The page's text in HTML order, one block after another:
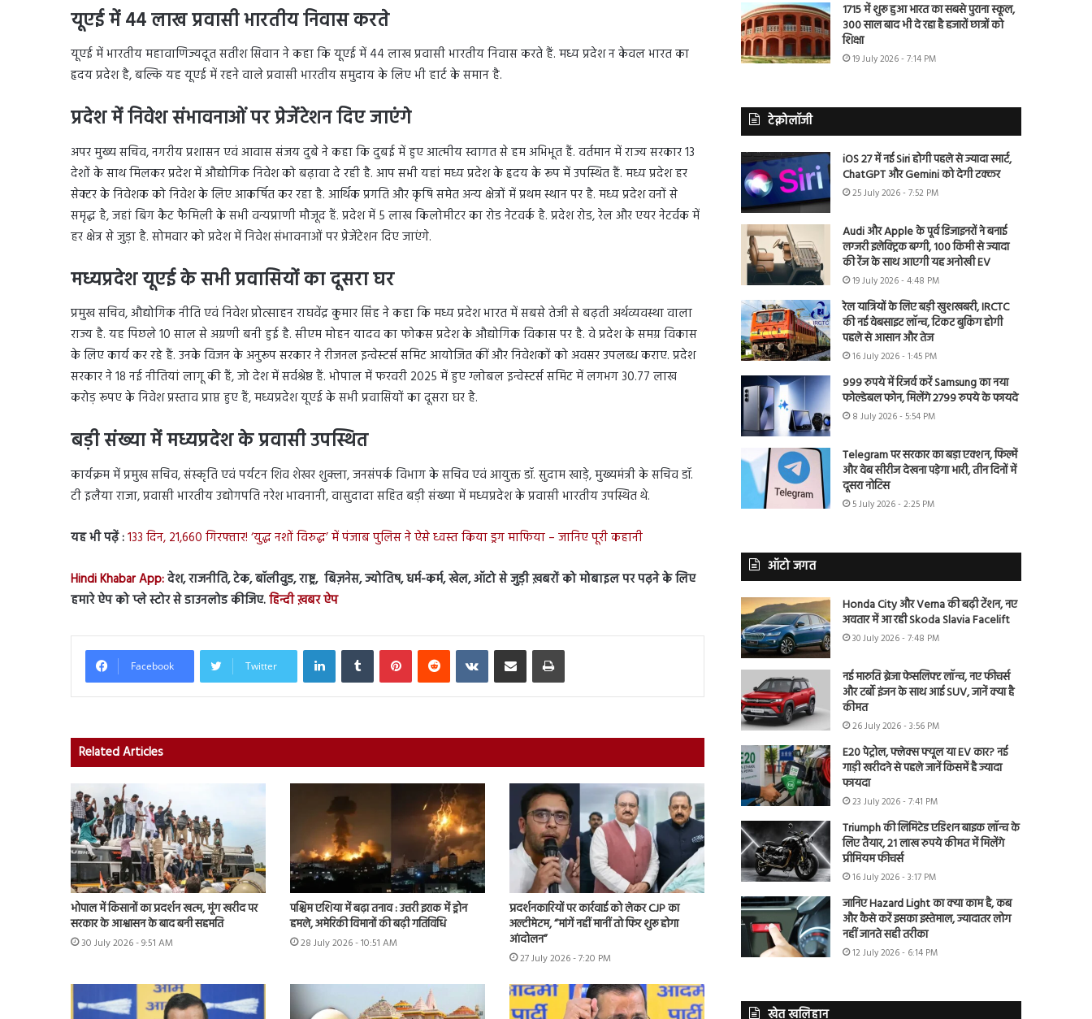
यूएई में 44 लाख प्रवासी भारतीय निवास करते
यूएई में भारतीय महावाणिज्यदूत सतीश सिवान ने कहा कि यूएई में 44 लाख प्रवासी भारतीय निवास करते हैं. मध्य प्रदेश न केवल भारत का
हृदय प्रदेश है, बल्कि यह यूएई में रहने वाले प्रवासी भारतीय समुदाय के लिए भी हार्ट के समान है.
प्रदेश में निवेश संभावनाओं पर प्रेजेंटेशन दिए जाएंगे
अपर मुख्य सचिव, नगरीय प्रशासन एवं आवास संजय दुबे ने कहा कि दुबई में हुए आत्मीय स्वागत से हम अभिभूत हैं. वर्तमान में राज्य सरकार 13
देशों के साथ मिलकर प्रदेश में औद्योगिक निवेश को बढ़ावा दे रही है. आप सभी यहां मध्य प्रदेश के हृदय के रूप में उपस्थित हैं. मध्य प्रदेश हर
सेक्टर के निवेशक को निवेश के लिए आकर्षित कर रहा है. आर्थिक प्रगति और कृषि समेत अन्य क्षेत्रों में प्रथम स्थान पर है. मध्य प्रदेश वनों से
समृद्ध है, जहां बिग कैट फैमिली के सभी वन्यप्राणी मौजूद हैं. प्रदेश में 5 लाख किलोमीटर का रोड नेटवर्क है. प्रदेश रोड, रेल और एयर नेटर्वक में
हर क्षेत्र से जुड़ा है. सोमवार को प्रदेश में निवेश संभावनाओं पर प्रेजेंटेशन दिए जाएंगे.
मध्यप्रदेश यूएई के सभी प्रवासियों का दूसरा घर
प्रमुख सचिव, औद्योगिक नीति एवं निवेश प्रोत्साहन राघवेंद्र कुमार सिंह ने कहा कि मध्य प्रदेश भारत में सबसे तेजी से बढ़ती अर्थव्यवस्था वाला
राज्य है. यह पिछले 10 साल से अग्रणी बनी हुई है. सीएम मोहन यादव का फोकस प्रदेश के औद्योगिक विकास पर है. वे प्रदेश के समग्र विकास
के लिए कार्य कर रहे हैं. उनके विजन के अनुरूप सरकार ने रीजनल इन्वेस्टर्स समिट आयोजित कीं और निवेशकों को अवसर उपलब्ध कराए. प्रदेश
सरकार ने 18 नई नीतियां लागू की हैं, जो देश में सर्वश्रेष्ठ हैं. भोपाल में फरवरी 2025 में हुए ग्लोबल इन्वेस्टर्स समिट में लगभग 30.77 लाख
करोड़ रूपए के निवेश प्रस्ताव प्राप्त हुए हैं, मध्यप्रदेश यूएई के सभी प्रवासियों का दूसरा घर है.
बड़ी संख्या में मध्यप्रदेश के प्रवासी उपस्थित
कार्यक्रम में प्रमुख सचिव, संस्कृति एवं पर्यटन शिव शेखर शुक्ला, जनसंपर्क विभाग के सचिव एवं आयुक्त डॉ. सुदाम खाड़े, मुख्यमंत्री के सचिव डॉ.
टी इलैया राजा, प्रवासी भारतीय उद्योगपति नरेश भावनानी, वासुदादा सहित बड़ी संख्या में मध्यप्रदेश के प्रवासी भारतीय उपस्थित थे.
यह भी पढ़ें :133 दिन, 21,660 गिरफ्तार! ‘युद्ध नशों विरुद्ध’ में पंजाब पुलिस ने ऐसे ध्वस्त किया ड्रग माफिया – जानिए पूरी कहानी
Hindi Khabar App:देश, राजनीति, टेक, बॉलीवुड, राष्ट्र, बिज़नेस, ज्योतिष, धर्म-कर्म, खेल, ऑटो से जुड़ी ख़बरों को मोबाइल पर पढ़ने के लिए
हमारे ऐप को प्ले स्टोर से डाउनलोड कीजिए.हिन्दी ख़बर ऐप
Facebook Twitter
LinkedInTumblr PinterestReddit VKontakteShare via Email Print
Related Articles
भोपाल में किसानों का प्रदर्शन खत्म, मूंग खरीद पर
सरकार के आश्वासन के बाद बनी सहमति
30 July 2026 - 9:51 AM
पश्चिम एशिया में बढ़ा तनाव : उत्तरी इराक में ड्रोन
हमले, अमेरिकी विमानों की बढ़ी गतिविधि
28 July 2026 - 10:51 AM
प्रदर्शनकारियों पर कार्रवाई को लेकर CJP का
अल्टीमेटम, “मांगें नहीं मानीं तो फिर शुरू होगा
आंदोलन”
27 July 2026 - 7:20 PM
1715 में शुरू हुआ भारत का सबसे पुराना स्कूल,
300 साल बाद भी दे रहा है हजारों छात्रों को
शिक्षा
19 July 2026 - 7:14 PM
टेक्नोलॉजी
iOS 27 में नई Siri होगी पहले से ज्यादा स्मार्ट,
ChatGPT और Gemini को देगी टक्कर
25 July 2026 - 7:52 PM
Audi और Apple के पूर्व डिजाइनरों ने बनाई
लग्जरी इलेक्ट्रिक बग्गी, 100 किमी से ज्यादा
की रेंज के साथ आएगी यह अनोखी EV
19 July 2026 - 4:48 PM
रेल यात्रियों के लिए बड़ी खुशखबरी, IRCTC
की नई वेबसाइट लॉन्च, टिकट बुकिंग होगी
पहले से आसान और तेज
16 July 2026 - 1:45 PM
999 रुपये में रिजर्व करें Samsung का नया
फोल्डेबल फोन, मिलेंगे 2799 रुपये के फायदे
8 July 2026 - 5:54 PM
Telegram पर सरकार का बड़ा एक्शन, फिल्में
और वेब सीरीज देखना पड़ेगा भारी, तीन दिनों में
दूसरा नोटिस
5 July 2026 - 2:25 PM
ऑटो जगत
Honda City और Verna की बढ़ी टेंशन, नए
अवतार में आ रही Skoda Slavia Facelift
30 July 2026 - 7:48 PM
नई मारुति ब्रेजा फेसलिफ्ट लॉन्च, नए फीचर्स
और टर्बो इंजन के साथ आई SUV, जानें क्या है
कीमत
26 July 2026 - 3:56 PM
E20 पेट्रोल, फ्लेक्स फ्यूल या EV कार? नई
गाड़ी खरीदने से पहले जानें किसमें है ज्यादा
फायदा
23 July 2026 - 7:41 PM
Triumph की लिमिटेड एडिशन बाइक लॉन्च के
लिए तैयार, 21 लाख रुपये कीमत में मिलेंगे
प्रीमियम फीचर्स
16 July 2026 - 3:17 PM
जानिए Hazard Light का क्या काम है, कब
और कैसे करें इसका इस्तेमाल, ज्यादातर लोग
नहीं जानते सही तरीका
12 July 2026 - 6:14 PM